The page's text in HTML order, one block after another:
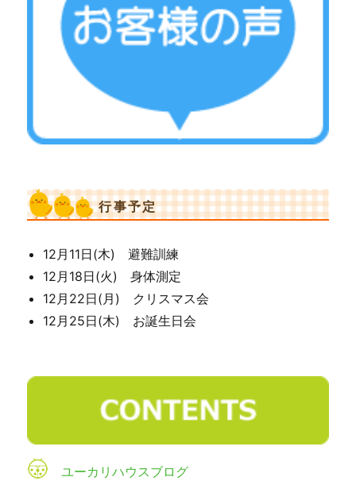
行事予定
12月11日(木) 避難訓練
12月18日(火) 身体測定
12月22日(月) クリスマス会
12月25日(木) お誕生日会
ユーカリハウスブログ